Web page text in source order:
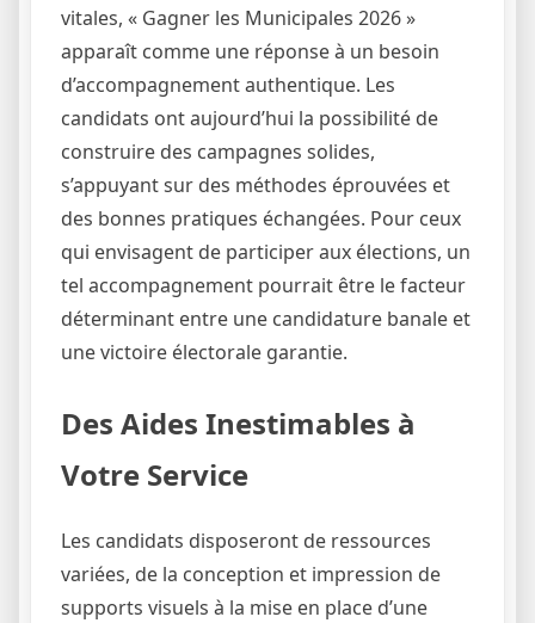
vitales, « Gagner les Municipales 2026 »
apparaît comme une réponse à un besoin
d’accompagnement authentique. Les
candidats ont aujourd’hui la possibilité de
construire des campagnes solides,
s’appuyant sur des méthodes éprouvées et
des bonnes pratiques échangées. Pour ceux
qui envisagent de participer aux élections, un
tel accompagnement pourrait être le facteur
déterminant entre une candidature banale et
une victoire électorale garantie.
Des Aides Inestimables à
Votre Service
Les candidats disposeront de ressources
variées, de la conception et impression de
supports visuels à la mise en place d’une